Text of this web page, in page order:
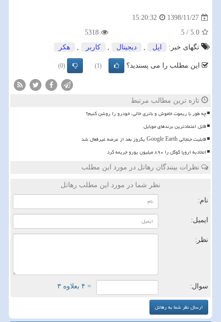
1398/11/27
15:20:32
5.0
/
5
5318
تگهای خبر:
اپل , دیجیتال , كاربر , هكر
این مطلب را می پسندید؟ (1)
(0)
تازه ترین مطالب مرتبط
چه طور با ریموت خاموش و باتری خالی، خودرو را روشن کنیم؟
قابل اعتمادترین برندهای موبایل
قابلیت جنجالی Google Earth یکروز بعد از عرضه غیرفعال شد
اتحادیه اروپا گوگل را ۸۹۰ میلیون یورو جریمه کرد
نظرات بینندگان رهاتل در مورد این مطلب
نظر شما در مورد این مطلب رهاتل
نام:
ایمیل:
نظر:
سوال: = ۴ بعلاوه ۳